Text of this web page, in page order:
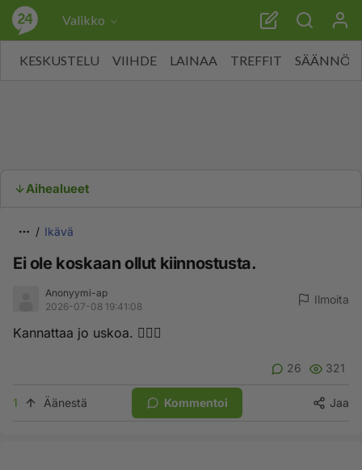
Valikko
KESKUSTELU VIIHDE LAINAA TREFFIT SÄÄNNÖT
Aihealueet
Ikävä
Ei ole koskaan ollut kiinnostusta.
Anonyymi-ap
2026-07-08 19:41:08
Ilmoita
Kannattaa jo uskoa. 🙋🏼‍♂️
26 321
1 Äänestä Kommentoi Jaa